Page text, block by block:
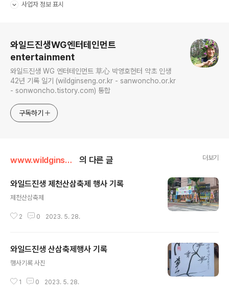
사업자 정보 표시
와일드진생WG엔터테인먼트
entertainment
와일드진생 WG 엔터테인먼트 草心 박영호헌터 약초 인생
42년 기록 일기 (wildginseng.or.kr - sanwoncho.or.kr
- sonwoncho.tistory.com) 통합
구독하기
www.wildginseng.or.kr 의 다른 글 더보기
와일드진생 제천산삼축제 행사 기록
제천산삼축제
2 0 2023. 5. 28.
와일드진생 산삼축제행사 기록
행사기록 사진
1 0 2023. 5. 28.